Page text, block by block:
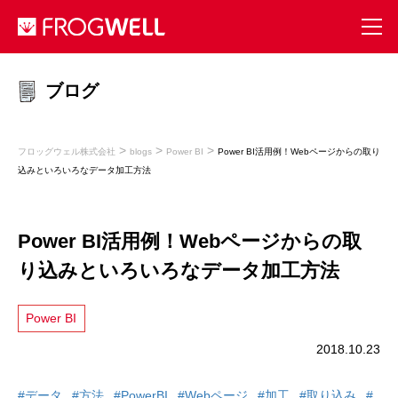
ブログ
フロッグウェル株式会社 > blogs > Power BI > Power BI活用例！Webページからの取り
込みといろいろなデータ加工方法
Power BI活用例！Webページからの取
り込みといろいろなデータ加工方法
Power BI
2018.10.23